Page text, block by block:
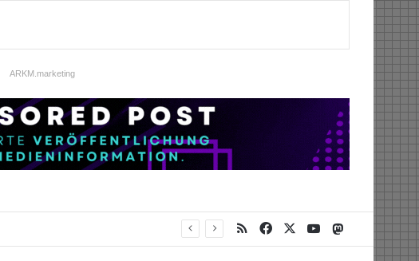
ARKM.marketing
RSS Facebook YouTubeMastodon